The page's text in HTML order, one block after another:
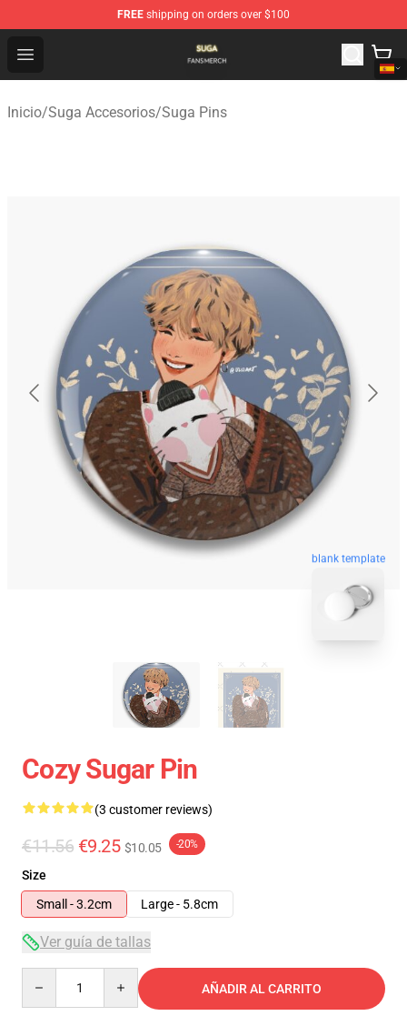
FREE shipping on orders over $100
Open menu
Suga Shop - Official Suga Merchandise Store
Inicio/Suga Accesorios/Suga Pins
blank template
Cozy Sugar Pin
(3 customer reviews)
€11.56 €9.25 $10.05 -20%
Size
Small - 3.2cm
Large - 5.8cm
Ver guía de tallas
AÑADIR AL CARRITO